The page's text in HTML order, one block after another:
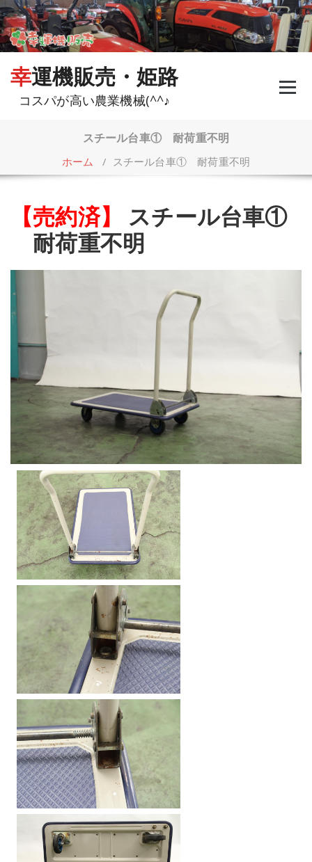
コ
ン
テ
ン
幸運機販売・姫路
コスパが高い農業機械(^^♪
スチール台車① 耐荷重不明
ホーム / スチール台車① 耐荷重不明
【売約済】
スチール台車①
耐荷重不明